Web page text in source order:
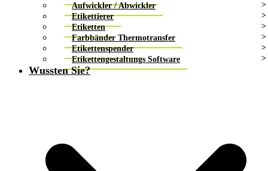
Aufwickler / Abwickler
Etikettierer
Etiketten
Farbbänder Thermotransfer
Etikettenspender
Etikettengestaltungs Software
Wussten Sie?